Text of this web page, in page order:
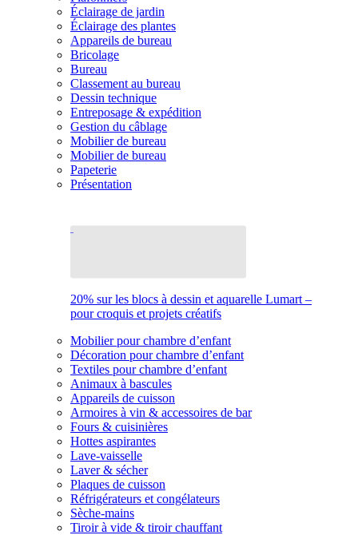
Éclairage de jardin
Éclairage des plantes
Appareils de bureau
Bricolage
Bureau
Classement au bureau
Dessin technique
Entreposage & expédition
Gestion du câblage
Mobilier de bureau
Mobilier de bureau
Papeterie
Présentation
20% sur les blocs à dessin et aquarelle Lumart –
pour croquis et projets créatifs
Mobilier pour chambre d’enfant
Décoration pour chambre d’enfant
Textiles pour chambre d’enfant
Animaux à bascules
Appareils de cuisson
Armoires à vin & accessoires de bar
Fours & cuisinières
Hottes aspirantes
Lave-vaisselle
Laver & sécher
Plaques de cuisson
Réfrigérateurs et congélateurs
Sèche-mains
Tiroir à vide & tiroir chauffant